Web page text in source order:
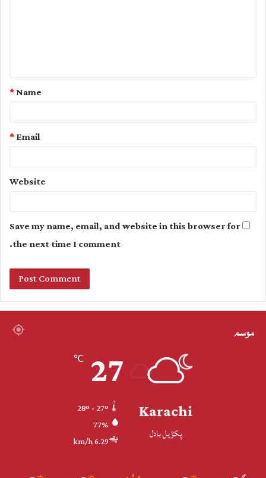
t
Name
*
Email
*
Website
Save my name, email, and website in this browser for
the next time I comment.
موسم
Karachi
پکڙيل بادل
27
℃
77%
6.29 km/h